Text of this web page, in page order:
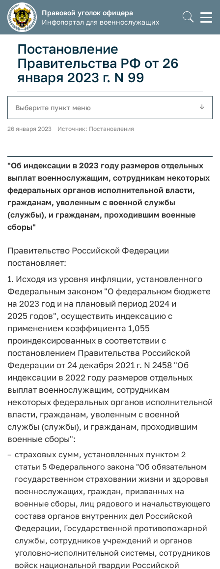
Правовой уголок офицера
Инфопортал для военнослужащих
Постановление
Правительства РФ от 26
января 2023 г. N 99
Выберите пункт меню
26 января 2023 Источник: Постановления
"Об индексации в 2023 году размеров отдельных
выплат военнослужащим, сотрудникам некоторых
федеральных органов исполнительной власти,
гражданам, уволенным с военной службы
(службы), и гражданам, проходившим военные
сборы"
Правительство Российской Федерации
постановляет:
1. Исходя из уровня инфляции, установленного
Федеральным законом "О федеральном бюджете
на 2023 год и на плановый период 2024 и
2025 годов", осуществить индексацию с
применением коэффициента 1,055
проиндексированных в соответствии с
постановлением Правительства Российской
Федерации от 24 декабря 2021 г. N 2458 "Об
индексации в 2022 году размеров отдельных
выплат военнослужащим, сотрудникам
некоторых федеральных органов исполнительной
власти, гражданам, уволенным с военной
службы (службы), и гражданам, проходившим
военные сборы":
страховых сумм, установленных пунктом 2
статьи 5 Федерального закона "Об обязательном
государственном страховании жизни и здоровья
военнослужащих, граждан, призванных на
военные сборы, лиц рядового и начальствующего
состава органов внутренних дел Российской
Федерации, Государственной противопожарной
службы, сотрудников учреждений и органов
уголовно-исполнительной системы, сотрудников
войск национальной гвардии Российской